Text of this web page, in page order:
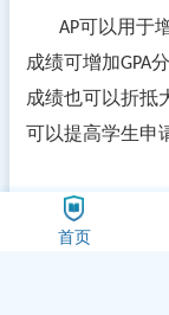
AP可以用于
成绩可增加GPA
成绩也可以折抵
可以提高学生申
三、制定方案
首页